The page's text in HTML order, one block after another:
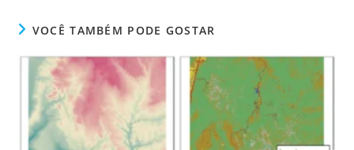
VOCÊ TAMBÉM PODE GOSTAR